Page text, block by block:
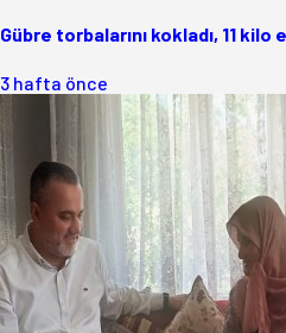
Gübre torbalarını kokladı, 11 kilo
3 hafta önce